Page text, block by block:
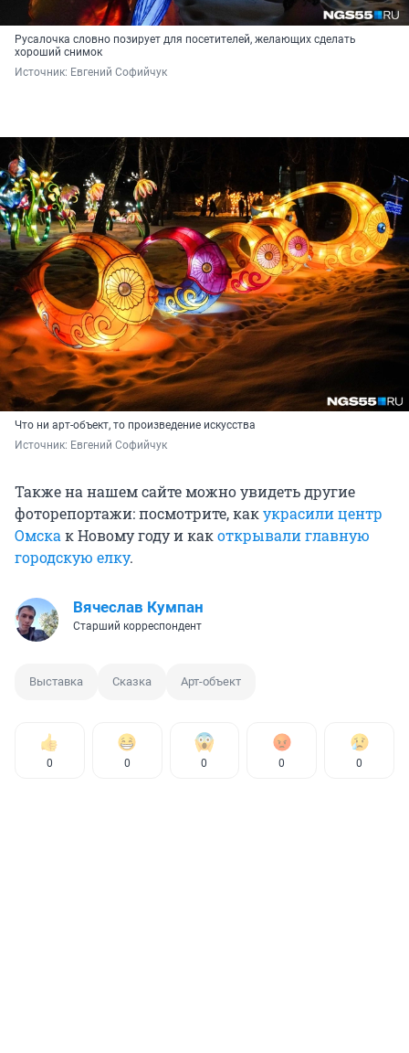
Русалочка словно позирует для посетителей, желающих сделать
хороший снимок
Источник: Евгений Софийчук
Что ни арт-объект, то произведение искусства
Источник: Евгений Софийчук
Также на нашем сайте можно увидеть другие
фоторепортажи: посмотрите, какукрасили центр
Омска к Новому году и какоткрывали главную
городскую елку.
Вячеслав Кумпан
Старший корреспондент
Выставка Сказка Арт-объект
0 0 0 0 0